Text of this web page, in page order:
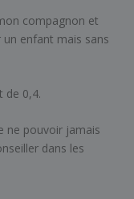
compagnon et
enfant mais sans
de 0,4.
ne pouvoir jamais
dans les